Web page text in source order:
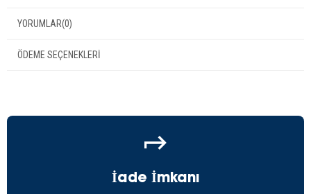
YORUMLAR(0)
ÖDEME SEÇENEKLERI
İade İmkanı